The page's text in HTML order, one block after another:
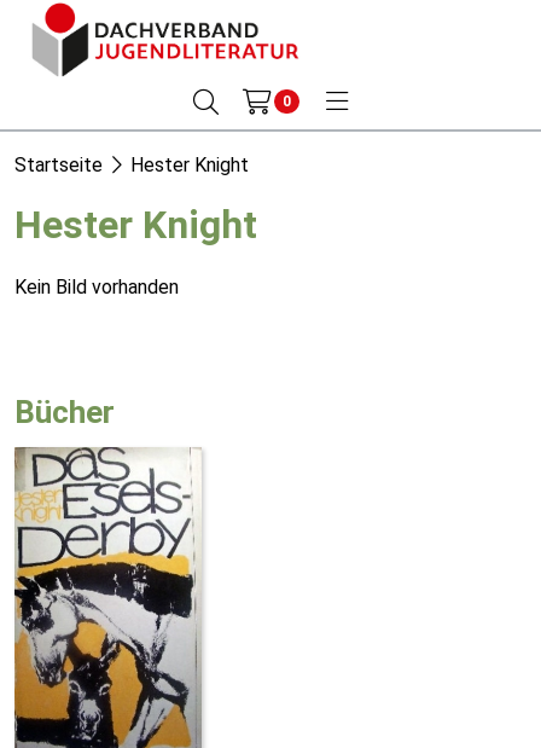
0
Startseite Hester Knight
Hester Knight
Kein Bild vorhanden
Bücher